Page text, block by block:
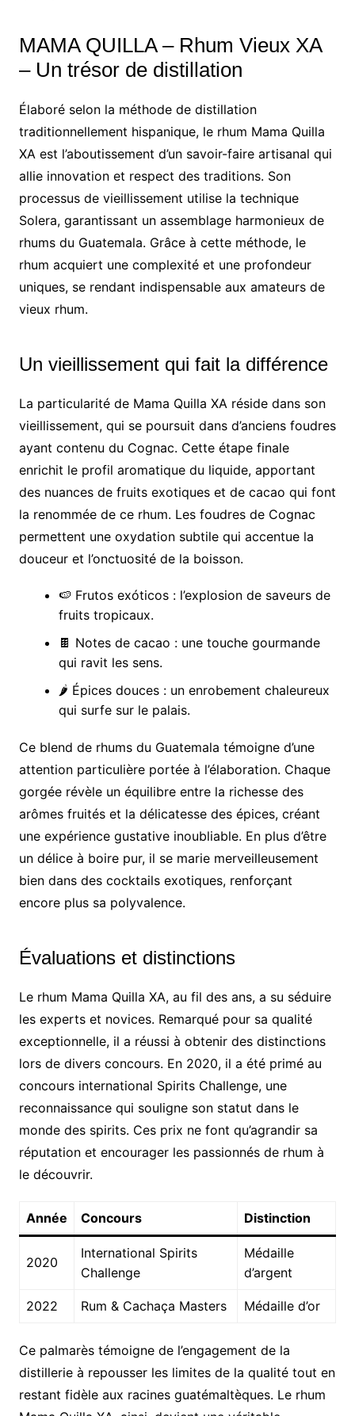
MAMA QUILLA – Rhum Vieux XA
– Un trésor de distillation
Élaboré selon la méthode de distillation
traditionnellement hispanique, le rhum Mama Quilla
XA est l’aboutissement d’un savoir-faire artisanal qui
allie innovation et respect des traditions. Son
processus de vieillissement utilise la technique
Solera, garantissant un assemblage harmonieux de
rhums du Guatemala. Grâce à cette méthode, le
rhum acquiert une complexité et une profondeur
uniques, se rendant indispensable aux amateurs de
vieux rhum.
Un vieillissement qui fait la différence
La particularité de Mama Quilla XA réside dans son
vieillissement, qui se poursuit dans d’anciens foudres
ayant contenu du Cognac. Cette étape finale
enrichit le profil aromatique du liquide, apportant
des nuances de fruits exotiques et de cacao qui font
la renommée de ce rhum. Les foudres de Cognac
permettent une oxydation subtile qui accentue la
douceur et l’onctuosité de la boisson.
🍉 Frutos exóticos : l’explosion de saveurs de
fruits tropicaux.
🍫 Notes de cacao : une touche gourmande
qui ravit les sens.
🌶️ Épices douces : un enrobement chaleureux
qui surfe sur le palais.
Ce blend de rhums du Guatemala témoigne d’une
attention particulière portée à l’élaboration. Chaque
gorgée révèle un équilibre entre la richesse des
arômes fruités et la délicatesse des épices, créant
une expérience gustative inoubliable. En plus d’être
un délice à boire pur, il se marie merveilleusement
bien dans des cocktails exotiques, renforçant
encore plus sa polyvalence.
Évaluations et distinctions
Le rhum Mama Quilla XA, au fil des ans, a su séduire
les experts et novices. Remarqué pour sa qualité
exceptionnelle, il a réussi à obtenir des distinctions
lors de divers concours. En 2020, il a été primé au
concours international Spirits Challenge, une
reconnaissance qui souligne son statut dans le
monde des spirits. Ces prix ne font qu’agrandir sa
réputation et encourager les passionnés de rhum à
le découvrir.
Année Concours Distinction
2020
International Spirits
Challenge
Médaille
d’argent
2022 Rum & Cachaça Masters Médaille d’or
Ce palmarès témoigne de l’engagement de la
distillerie à repousser les limites de la qualité tout en
restant fidèle aux racines guatémaltèques. Le rhum